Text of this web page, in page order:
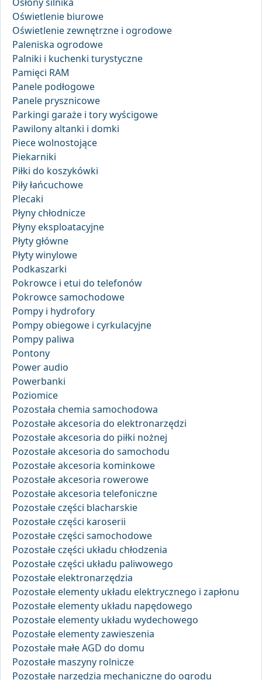
Oświetlenie biurowe
Oświetlenie zewnętrzne i ogrodowe
Paleniska ogrodowe
Palniki i kuchenki turystyczne
Pamięci RAM
Panele podłogowe
Panele prysznicowe
Parkingi garaże i tory wyścigowe
Pawilony altanki i domki
Piece wolnostojące
Piekarniki
Piłki do koszykówki
Piły łańcuchowe
Plecaki
Płyny chłodnicze
Płyny eksploatacyjne
Płyty główne
Płyty winylowe
Podkaszarki
Pokrowce i etui do telefonów
Pokrowce samochodowe
Pompy i hydrofory
Pompy obiegowe i cyrkulacyjne
Pompy paliwa
Pontony
Power audio
Powerbanki
Poziomice
Pozostała chemia samochodowa
Pozostałe akcesoria do elektronarzędzi
Pozostałe akcesoria do piłki nożnej
Pozostałe akcesoria do samochodu
Pozostałe akcesoria kominkowe
Pozostałe akcesoria rowerowe
Pozostałe akcesoria telefoniczne
Pozostałe części blacharskie
Pozostałe części karoserii
Pozostałe części samochodowe
Pozostałe części układu chłodzenia
Pozostałe części układu paliwowego
Pozostałe elektronarzędzia
Pozostałe elementy układu elektrycznego i zapłonu
Pozostałe elementy układu napędowego
Pozostałe elementy układu wydechowego
Pozostałe elementy zawieszenia
Pozostałe małe AGD do domu
Pozostałe maszyny rolnicze
Pozostałe narzędzia mechaniczne do ogrodu